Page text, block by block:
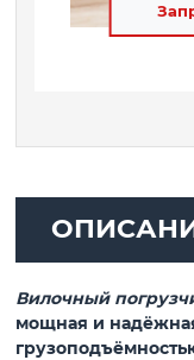
Вилочный
мощная и